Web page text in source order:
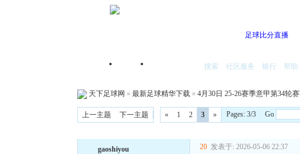
足球比分直播
首页 搜索 社区服务 银行 帮助
天下足球网 » 最新足球精华下载 » 4月30日 25-26赛季意甲第34轮
上一主题 下一主题 « 1 2 3 »
Pages: 3/3 Go
gaoshiyou 20 发表于: 2026-05-06 22:37